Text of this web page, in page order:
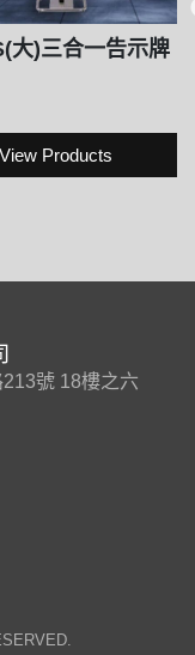
大)三合一告示牌
View Products
號 18樓之六